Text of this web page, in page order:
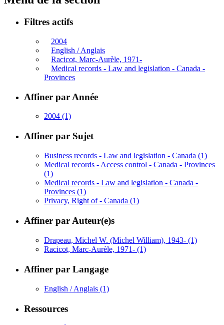
Filtres actifs
2004
English / Anglais
Racicot, Marc-Aurèle, 1971-
Medical records - Law and legislation - Canada -
Provinces
Affiner par Année
2004 (1)
Affiner par Sujet
Business records - Law and legislation - Canada (1)
Medical records - Access control - Canada - Provinces
(1)
Medical records - Law and legislation - Canada -
Provinces (1)
Privacy, Right of - Canada (1)
Affiner par Auteur(e)s
Drapeau, Michel W. (Michel William), 1943- (1)
Racicot, Marc-Aurèle, 1971- (1)
Affiner par Langage
English / Anglais (1)
Ressources